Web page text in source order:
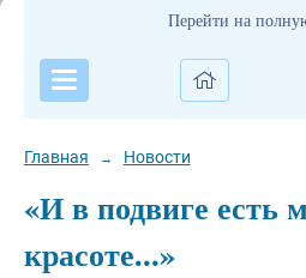
Перейти на
Главная → Новости
«И в подвиге есть
красоте...»